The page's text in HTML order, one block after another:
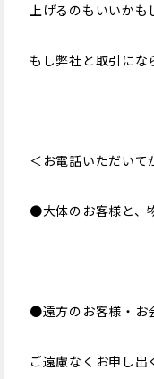
上げるのもいいかも
もし弊社と取引にな
＜お電話いただいて
●大体のお客様と、
●遠方のお客様・お
ご遠慮なくお申し出